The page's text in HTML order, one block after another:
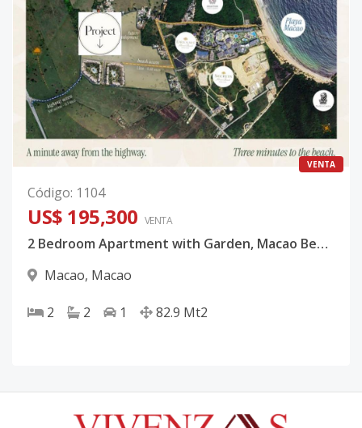
VENTA
Código: 1104
US$ 195,300 VENTA
2 Bedroom Apartment with Garden, Macao Beach, Punta Cana
Macao, Macao
2 2 1 82.9 Mt2